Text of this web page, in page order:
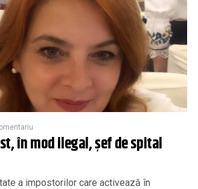
în mod ilegal, șef de spital
a impostorilor care activează în